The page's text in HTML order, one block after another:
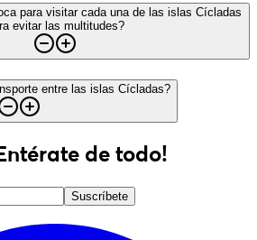
para visitar cada una de las islas Cícladas
evitar las multitudes?
entre las islas Cícladas?
de todo!
Suscríbete